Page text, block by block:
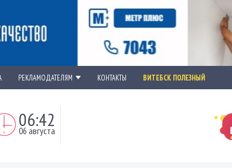
РЕКЛАМОДАТЕЛЯМ КОНТАКТЫ ВИТЕБСК ПОЛЕЗНЫЙ
06:42
06 августа